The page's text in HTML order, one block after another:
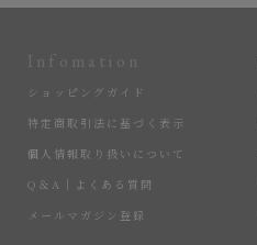
Infomation
ショッピングガイド
特定商取引法に基づく表示
個人情報取り扱いについて
Q＆A｜よくある質問
メールマガジン登録